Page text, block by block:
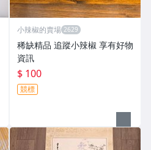
小辣椒的賣場
稀缺精品 追蹤小辣椒 享有好物
資訊
$ 100
競標